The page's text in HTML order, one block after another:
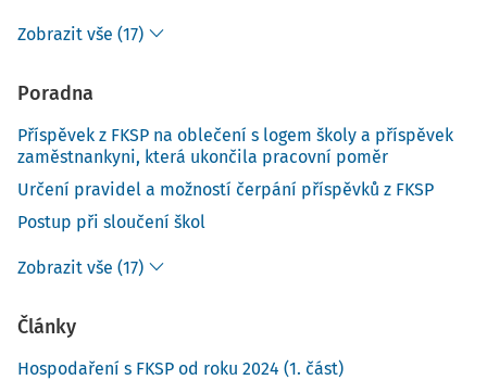
Zobrazit vše (17)
Poradna
Příspěvek z FKSP na oblečení s logem školy a příspěvek
zaměstnankyni, která ukončila pracovní poměr
Určení pravidel a možností čerpání příspěvků z FKSP
Postup při sloučení škol
Zobrazit vše (17)
Články
Hospodaření s FKSP od roku 2024 (1. část)